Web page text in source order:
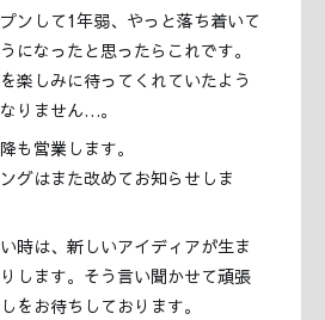
ンして1年弱、やっと落ち着いて
になったと思ったらこれです。
楽しみに待ってくれていたよう
りません…。
も営業します。
グはまた改めてお知らせしま
時は、新しいアイディアが生ま
します。そう言い聞かせて頑張
をお待ちしております。